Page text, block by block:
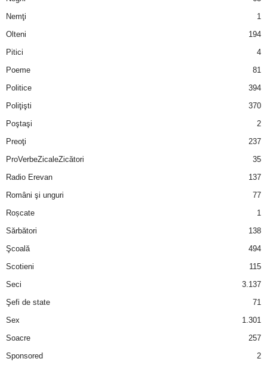
Nemţi
1
Olteni
194
Pitici
4
Poeme
81
Politice
394
Poliţişti
370
Poştaşi
2
Preoţi
237
ProVerbeZicaleZicători
35
Radio Erevan
137
Români şi unguri
77
Roșcate
1
Sărbători
138
Şcoală
494
Scotieni
115
Seci
3.137
Şefi de state
71
Sex
1.301
Soacre
257
Sponsored
2